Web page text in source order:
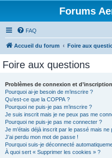
Forums
FAQ
Accueil du forum Foire aux
Foire aux questions
Problèmes de connexion et d’inscription
Pourquoi ai-je besoin de m’inscrire ?
Qu’est-ce que la COPPA ?
Pourquoi ne puis-je pas m’inscrire ?
Je suis inscrit mais je ne peux pas me
Pourquoi ne puis-je pas me connecter ?
Je m’étais déjà inscrit par le passé mais
J’ai perdu mon mot de passe !
Pourquoi suis-je déconnecté
À quoi sert « Supprimer les cookies » ?